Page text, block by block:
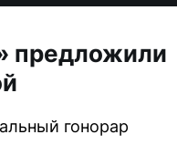
предложили
гонорар